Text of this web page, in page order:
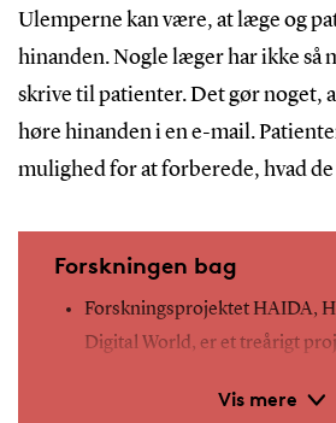
Ulemperne kan være, at læge og
hinanden. Nogle læger har ikke så
skrive til patienter. Det gør noget,
høre hinanden i en e-mail.
mulighed for at forberede, hvad
Vis mere
Forskningen bag
Forskningsprojektet HAIDA,
Digital World, er et treårigt
75+-åriges brug af teknologi til